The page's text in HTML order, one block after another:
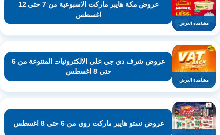
مشاهدة العرض
عروض مكة هايبر ماركت الاسبوعية من 7 حتى 12
اغسطس
مشاهدة العرض
عروض شرف دي جي على الالكترونيات المتنوعة من 6
حتى 8 اغسطس
عروض نستو هايبر ماركت روي من 6 حتى 8 اغسطس